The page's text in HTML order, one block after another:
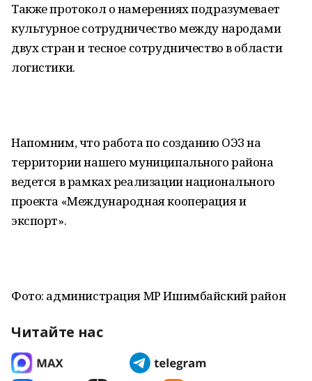
Также протокол о намерениях подразумевает
культурное сотрудничество между народами
двух стран и тесное сотрудничество в области
логистики.
Напомним, что работа по созданию ОЭЗ на
территории нашего муниципального района
ведется в рамках реализации национального
проекта «Международная кооперация и
экспорт».
Фото: администрация МР Ишимбайский район
Читайте нас